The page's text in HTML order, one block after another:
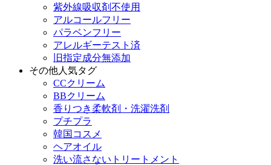
紫外線吸収剤不使用
アルコールフリー
パラベンフリー
アレルギーテスト済
旧指定成分無添加
その他人気タグ
CCクリーム
BBクリーム
香りつき柔軟剤・洗濯洗剤
プチプラ
韓国コスメ
ヘアオイル
洗い流さないトリートメント